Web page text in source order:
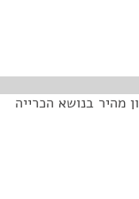
מהיר בנושא הכרייה